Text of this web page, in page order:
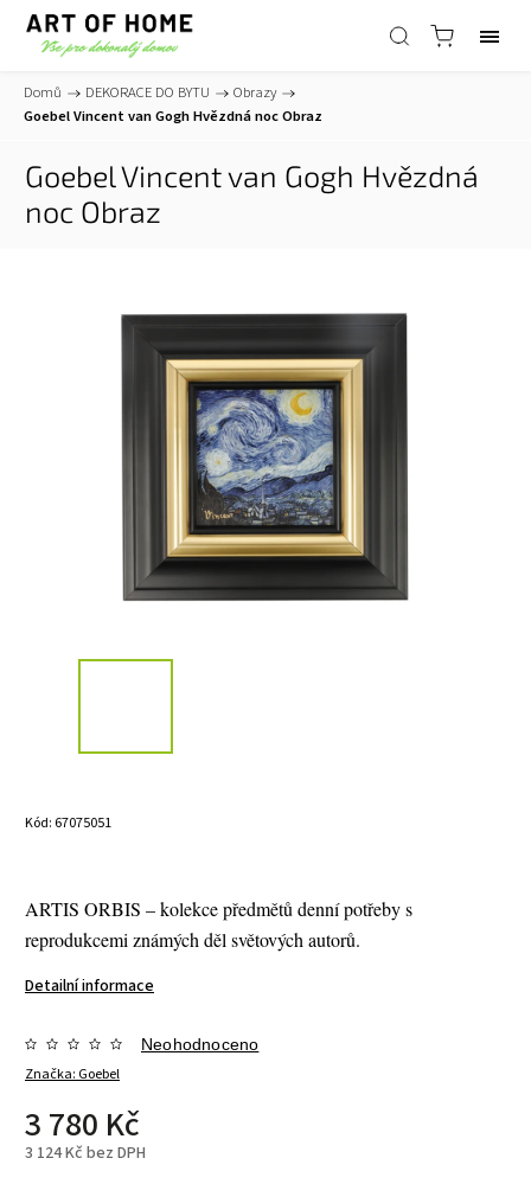
Domů / DEKORACE DO BYTU / Obrazy /
Goebel Vincent van Gogh Hvězdná noc Obraz
Goebel Vincent van Gogh Hvězdná
noc Obraz
Kód: 67075051
ARTIS ORBIS – kolekce předmětů denní potřeby s
reprodukcemi známých děl světových autorů.
Detailní informace
Značka: Goebel
Neohodnoceno
3 780 Kč
3 124 Kč bez DPH